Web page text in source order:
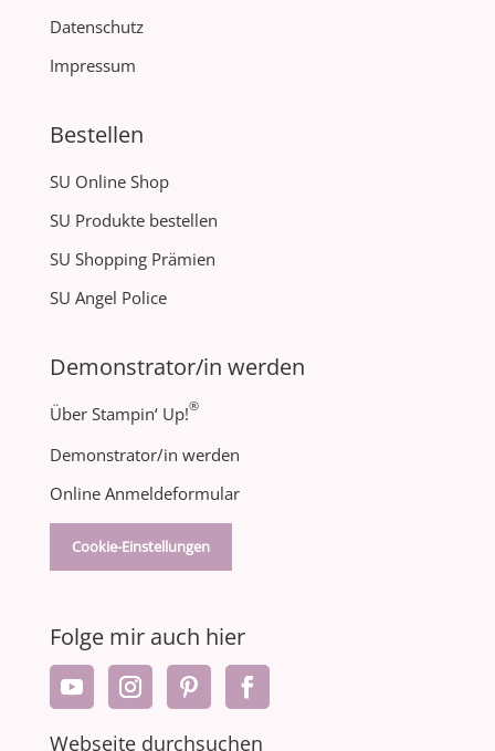
Datenschutz
Impressum
Bestellen
SU Online Shop
SU Produkte bestellen
SU Shopping Prämien
SU Angel Police
Demonstrator/in werden
Über Stampin‘ Up!®
Demonstrator/in werden
Online Anmeldeformular
Cookie-Einstellungen
Folge mir auch hier
Webseite durchsuchen